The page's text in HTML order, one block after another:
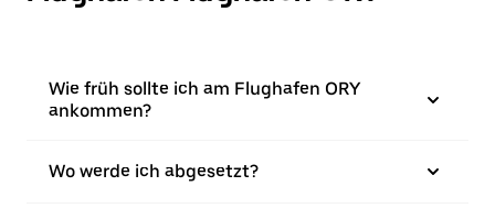
Wie früh sollte ich am Flughafen ORY
ankommen?
Wo werde ich abgesetzt?